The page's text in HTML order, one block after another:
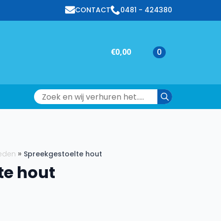
CONTACT 0481 - 424380
€0,00 0
Search
Spreekgestoelte hout
hout